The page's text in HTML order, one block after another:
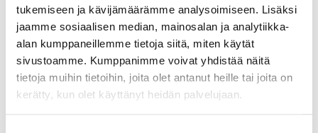
tukemiseen ja kävijämäärämme analysoimiseen. Lisäksi
jaamme sosiaalisen median, mainosalan ja analytiikka-
alan kumppaneillemme tietoja siitä, miten käytät
sivustoamme. Kumppanimme voivat yhdistää näitä
tietoja muihin tietoihin, joita olet antanut heille tai joita on
kerätty, kun olet käyttänyt heidän palvelujaan.
turku@rhy.riista.fi, ilmoittautumisen
yhteydessä saat lisätietoa.
Kurssi / varausmaksun maksettuasi, sinut
kirjataan kurssilaiseksi.
Kirjautukaa myös Oma riista järjestelmään se